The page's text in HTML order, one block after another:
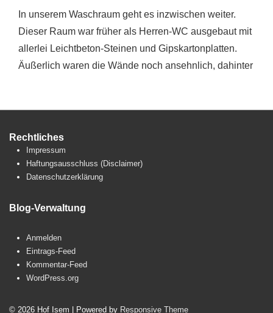
In unserem Waschraum geht es inzwischen weiter.
Dieser Raum war früher als Herren-WC ausgebaut mit
allerlei Leichtbeton-Steinen und Gipskartonplatten.
Äußerlich waren die Wände noch ansehnlich, dahinter
Rechtliches
Impressum
Haftungsausschluss (Disclaimer)
Datenschutzerklärung
Blog-Verwaltung
Anmelden
Eintrags-Feed
Kommentar-Feed
WordPress.org
© 2026 Hof Isem | Powered by Responsive Theme